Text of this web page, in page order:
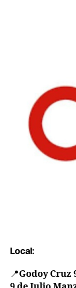
Local:
📍Godoy Cruz